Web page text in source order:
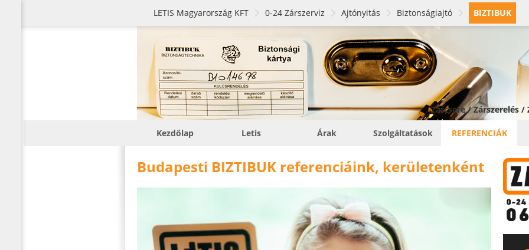
LETIS Magyarország KFT 0-24 Zárszerviz Ajtónyitás Biztonságiajtó BIZTIBUK
Zárcsere / Zárszerelés
Kezdőlap Letis Árak Szolgáltatások REFERENCIÁK
Budapesti BIZTIBUK referenciáink, kerületenként